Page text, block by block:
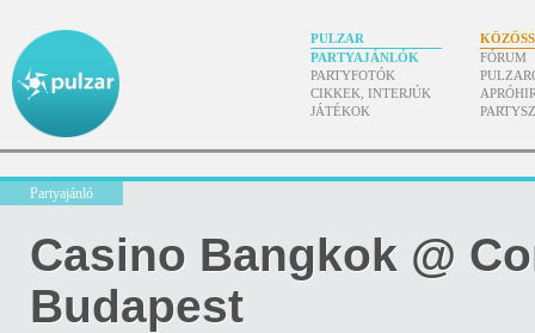
PULZAR
PARTYAJÁNLÓK
PARTYFOTÓK
CIKKEK, INTERJÚK
JÁTÉKOK
FÓRUM
Partyajánló
Casino Bangkok @
Budapest